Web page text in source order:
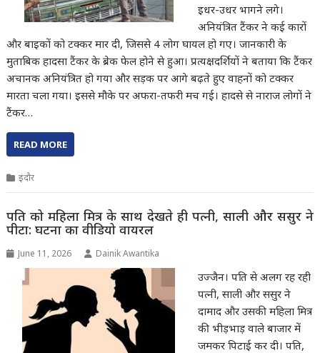
इधर-उधर भागने लगे।
अनियंत्रित टैंकर ने कई कारों
और बाइकों को टक्कर मार दी, जिससे 4 लोग घायल हो गए। जानकारी के
मुताबिक हादसा टैंकर के ब्रेक फेल होने से हुआ। प्रत्यक्षदर्शियों ने बताया कि टैंकर
अचानक अनियंत्रित हो गया और सड़क पर आगे बढ़ते हुए वाहनों को टक्कर
मारता चला गया। इससे मौके पर अफरा-तफरी मच गई। हादसे से नाराज लोगों ने
टैंकर…
READ MORE
इंदौर
पति को महिला मित्र के साथ देखते ही पत्नी, साली और ससुर ने
पीटा: घटना का वीडियो वायरल
June 11, 2026 Dainik Awantika
उज्जैन। पति से अलग रह रही
पत्नी, साली और ससुर ने
दामाद और उसकी महिला मित्र
की भीड़भाड़ वाले बाजार में
जमकर पिटाई कर दी। पति,